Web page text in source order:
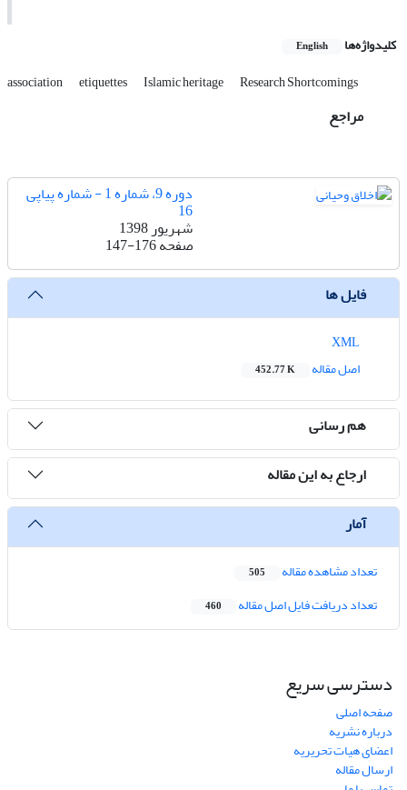
کلیدواژه‌ها English
association etiquettes Islamic heritage Research Shortcomings
مراجع
دوره 9، شماره 1 - شماره پیاپی
16
شهریور 1398
صفحه147-176
فایل ها
اصل مقاله
452.77 K
هم رسانی
ارجاع به این مقاله
آمار
تعداد مشاهده مقاله 505
تعداد دریافت فایل اصل مقاله 460
دسترسی سریع
صفحه اصلی
درباره نشریه
اعضای هیات تحریریه
ارسال مقاله